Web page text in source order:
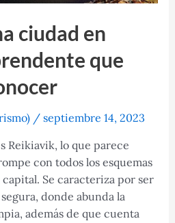
ciudad en
que
/ septiembre 14, 2023
Reikiavik, lo que parece
con todos los esquemas
Se caracteriza por ser
donde abunda la
además de que cuenta